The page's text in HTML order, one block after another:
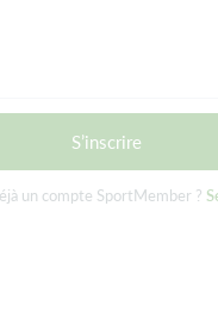
S’inscrire
un compte SportMember ?